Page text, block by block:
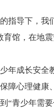
指导下，
馆，在地
年成长安
障心理健
“青少年需要